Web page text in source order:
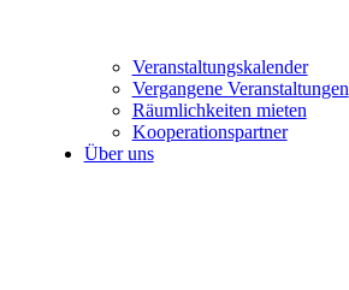
Veranstaltungskalender
Vergangene Veranstaltungen
Räumlichkeiten mieten
Kooperationspartner
Über uns